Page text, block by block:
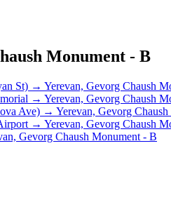
Monument - B
St) → Yerevan, Gevorg Chaush
→ Yerevan, Gevorg Chaush
Ave) → Yerevan, Gevorg
→ Yerevan, Gevorg Chaush
Gevorg Chaush Monument - B